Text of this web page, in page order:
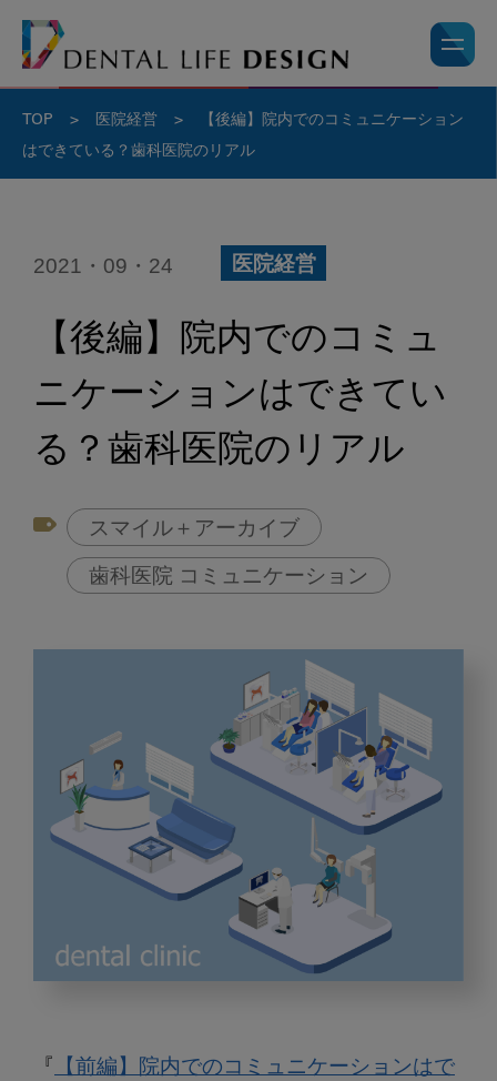
TOP > 医院経営 >
【後編】院内でのコミュニケーション
はできている？歯科医院のリアル
2021・09・24 医院経営
【後編】院内でのコミュ
ニケーションはできてい
る？歯科医院のリアル
スマイル＋アーカイブ
歯科医院 コミュニケーション
院
『
【前編】院内でのコミュニケーションはで